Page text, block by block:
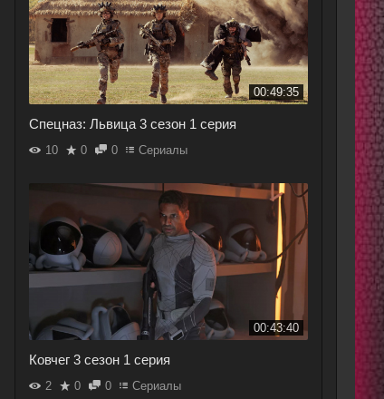
Следопыт 2 сезон 5 серия
00:49:35
Спецназ: Львица 3 сезон 1 серия
10 0 0 Сериалы
00:43:40
Ковчег 3 сезон 1 серия
2 0 0 Сериалы